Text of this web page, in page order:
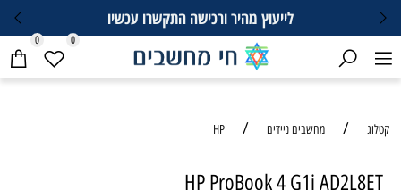
לייעוץ מהיר ורכישה התקשרו עכשיו
0 0
קטלוג / מחשבים ניידים /
HP
HP ProBook 4 G1i AD2L8ET